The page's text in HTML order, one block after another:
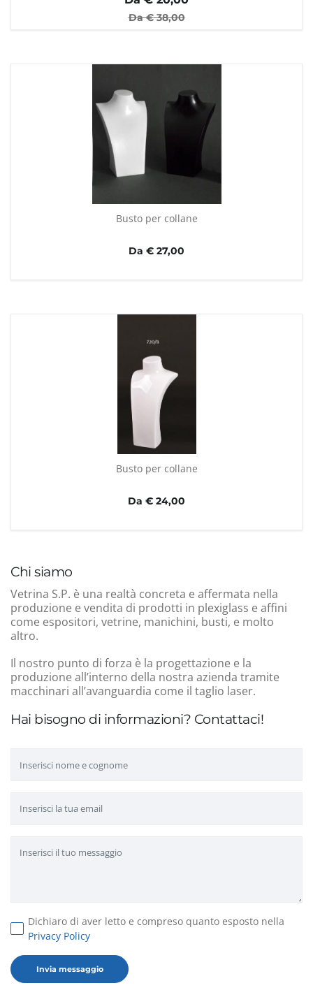
Hai bisogno di informazioni? Contattaci!
Dichiaro di aver letto e compreso quanto esposto nella
Privacy Policy
Chi siamo
Vetrina S.P. è una realtà concreta e affermata nella
produzione e vendita di prodotti in plexiglass e affini
come espositori, vetrine, manichini, busti, e molto
altro.
Il nostro punto di forza è la progettazione e la
produzione all’interno della nostra azienda tramite
macchinari all’avanguardia come il taglio laser.
Da €38,00
Busto per collane
Da € 27,00
Busto per collane
Da € 24,00